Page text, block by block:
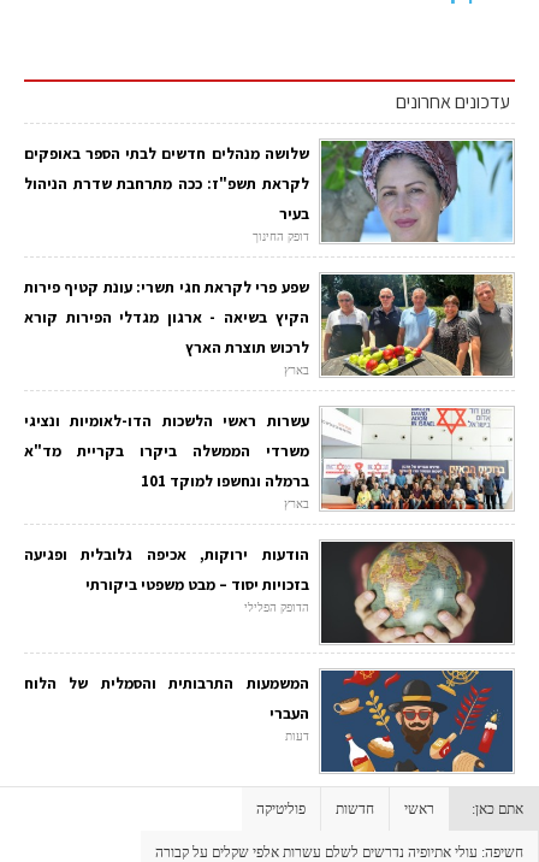
עדכונים אחרונים
שלושה מנהלים חדשים לבתי הספר באופקים
לקראת תשפ"ז: ככה מתרחבת שדרת הניהול
בעיר
דופק החינוך
שפע פרי לקראת חגי תשרי: עונת קטיף פירות
הקיץ בשיאה - ארגון מגדלי הפירות קורא
לרכוש תוצרת הארץ
בארץ
עשרות ראשי הלשכות הדו-לאומיות ונציגי
משרדי הממשלה ביקרו בקריית מד"א
ברמלה ונחשפו למוקד 101
בארץ
הודעות ירוקות, אכיפה גלובלית ופגיעה
בזכויות יסוד – מבט משפטי ביקורתי
הדופק הפלילי
המשמעות התרבותית והסמלית של הלוח
העברי
דעות
אתם כאן: ראשי חדשות פוליטיקה
חשיפה: עולי אתיופיה נדרשים לשלם עשרות אלפי שקלים על קבורה